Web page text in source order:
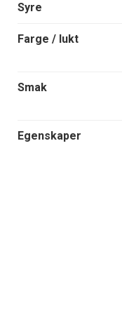
Syre
Farge / lukt
Smak
Egenskaper